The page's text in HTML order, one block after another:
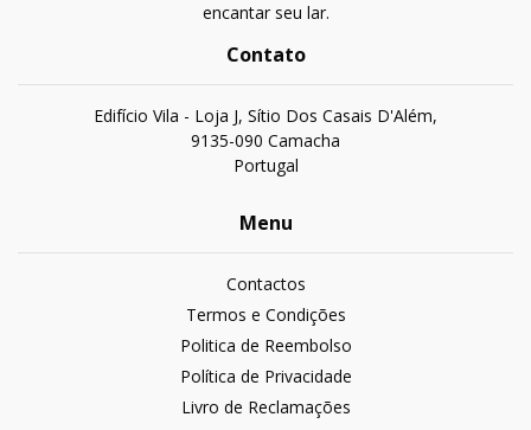
encantar seu lar.
Contato
Edifício Vila - Loja J, Sítio Dos Casais D'Além,
9135-090 Camacha
Portugal
Menu
Contactos
Termos e Condições
Politica de Reembolso
Política de Privacidade
Livro de Reclamações